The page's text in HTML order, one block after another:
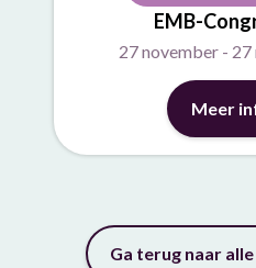
EMB-
27 november -
Meer
Ga terug naar